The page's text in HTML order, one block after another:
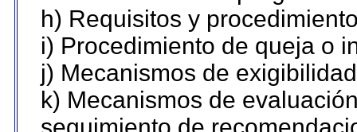
h) Requisitos y
i) Procedimiento de queja o
j) Mecanismos de
k) Mecanismos de